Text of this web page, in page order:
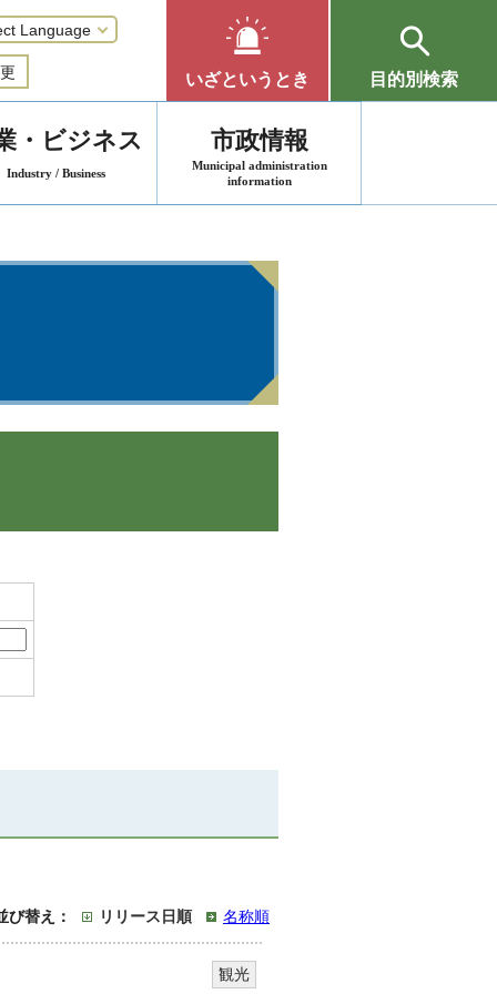
いざというとき 目的別検索
・ビジネス
Industry / Business
市政情報
Municipal administration
information
び替え： リリース日順 名称順
観光